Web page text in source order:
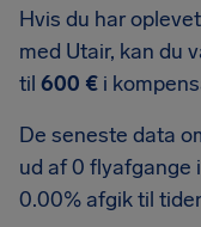
Hvis du har
med Utair, kan du
til 600 € i
De seneste data
ud af 0 flyafgange
0.00% afgik til